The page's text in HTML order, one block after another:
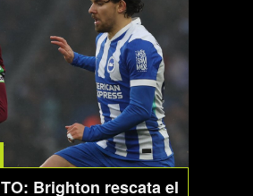
Brighton rescata el